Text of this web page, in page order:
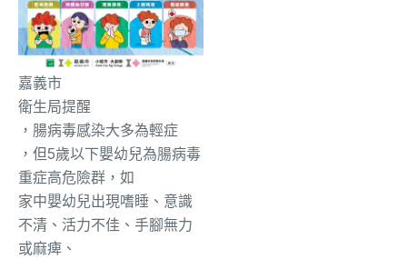
嘉義市
衛生局提醒
，腸病毒感染大多為輕症
，但5歲以下嬰幼兒為腸病毒
重症高危險群，如
家中嬰幼兒出現嗜睡、意識
不清、活力不佳、手腳無力
或麻痺、